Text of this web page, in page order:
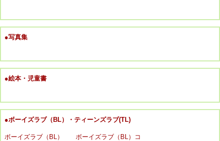
●写真集
●絵本・児童書
●ボーイズラブ（BL）・ティーンズラブ(TL)
ボーイズラブ（BL）
ボーイズラブ（BL）コ